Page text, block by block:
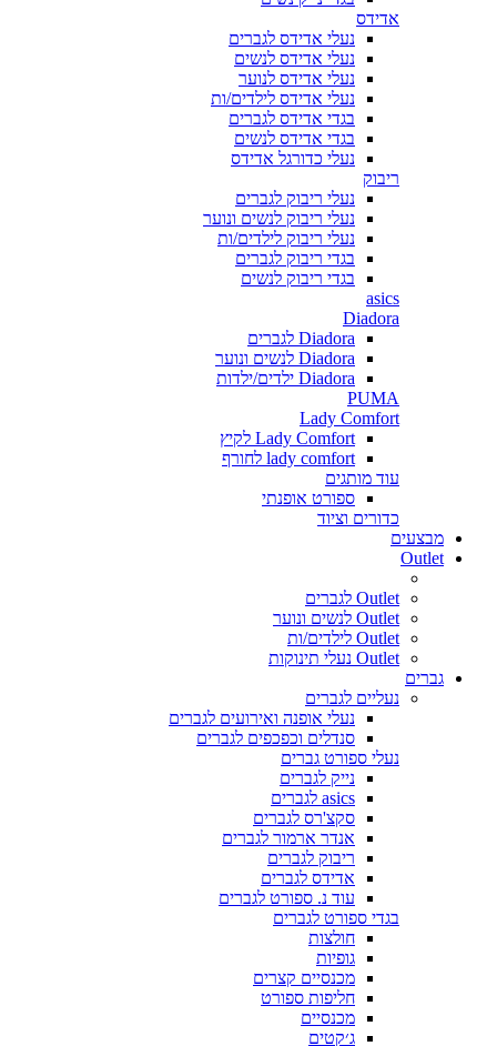
אדידס
נעלי אדידס לגברים
נעלי אדידס לנשים
נעלי אדידס לנוער
נעלי אדידס לילדים/ות
בגדי אדידס לגברים
בגדי אדידס לנשים
נעלי כדורגל אדידס
ריבוק
נעלי ריבוק לגברים
נעלי ריבוק לנשים ונוער
נעלי ריבוק לילדים/ות
בגדי ריבוק לגברים
בגדי ריבוק לנשים
asics
Diadora
Diadora לגברים
Diadora לנשים ונוער
Diadora ילדים/ילדות
PUMA
Lady Comfort
Lady Comfort לקיץ
lady comfort לחורף
עוד מותגים
ספורט אופנתי
כדורים וציוד
מבצעים
Outlet
Outlet לגברים
Outlet לנשים ונוער
Outlet לילדים/ות
Outlet נעלי תינוקות
גברים
נעליים לגברים
נעלי אופנה ואירועים לגברים
סנדלים וכפכפים לגברים
נעלי ספורט גברים
נייק לגברים
asics לגברים
סקצ'רס לגברים
אנדר ארמור לגברים
ריבוק לגברים
אדידס לגברים
עוד נ. ספורט לגברים
בגדי ספורט לגברים
חולצות
גופיות
מכנסיים קצרים
חליפות ספורט
מכנסיים
ג׳קטים